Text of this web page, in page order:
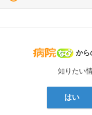
病院
から
知りたい
はい